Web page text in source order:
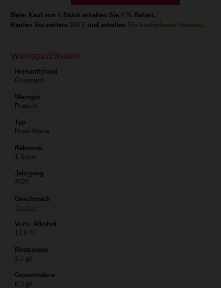
Beim Kauf von 6 Stück erhalten Sie 6 % Rabatt.
Kaufen Sie weitere 204 € und erhalten Sie kostenlosen Versand .
Weinspezifikation
Herkunftsland
Österreich
Weingut
Pratsch
Typ
Rosé Weine
Rebsorte
1 Sorte
Jahrgang
2025
Geschmack
Trocken
Vorh. Alkohol
12,0 %
Restzucker
2,5 g/l
Gesamtsäure
6,0 g/l